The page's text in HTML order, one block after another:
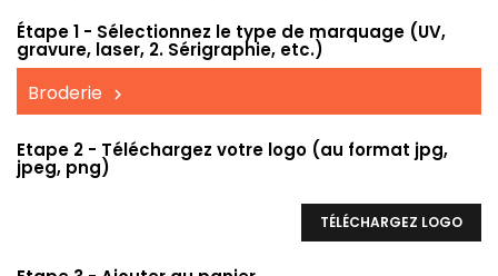
Étape 1 - Sélectionnez le type de marquage (UV,
gravure, laser, 2. Sérigraphie, etc.)
Broderie
Etape 2 - Téléchargez votre logo (au format jpg,
jpeg, png)
TÉLÉCHARGEZ LOGO